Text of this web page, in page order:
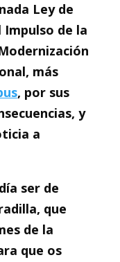
Ley de
de la
más
, por sus
y
a
ser de
que
de la
que os